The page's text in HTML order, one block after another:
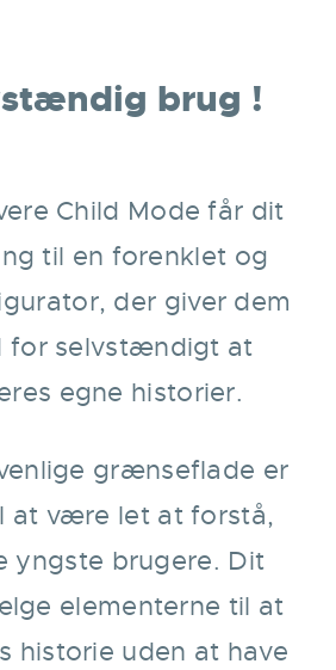
brug !
Child Mode får dit
til en forenklet og
der giver dem
for selvstændigt at
egne historier.
grænseflade er
at være let at forstå,
yngste brugere. Dit
elementerne til at
historie uden at have